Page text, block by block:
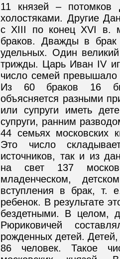
11 князей – потомков
холостяками. Другие
с XIII по конец XVI в.
браков. Дважды в брак
удельных. Один
трижды. Царь Иван IV
число семей превышало
Из 60 браков 16
объясняется разными
или супруги иметь
супруги, ранним
44 семьях московских
Это число
источников, так и из
на свет 137
младенческом,
вступления в брак, т.
ребенок. В результате
бездетными. В целом,
Рюриковичей
рожденных детей. Детей,
86 человек. Такое